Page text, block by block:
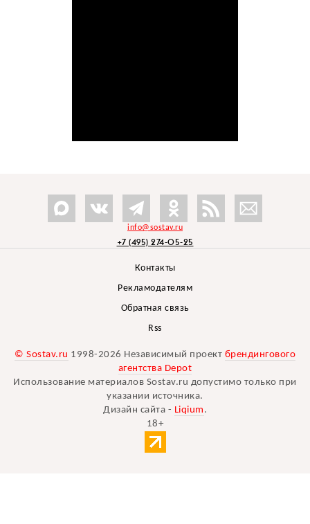
info@sostav.ru
+7 (495) 274-05-25
Контакты
Рекламодателям
Обратная связь
Rss
© Sostav.ru 1998-2026 Независимый проект брендингового
агентства Depot
Использование материалов Sostav.ru допустимо только при
указании источника.
Дизайн сайта - Liqium .
18+